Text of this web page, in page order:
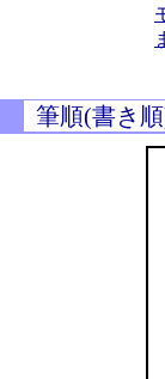
筆順(書き